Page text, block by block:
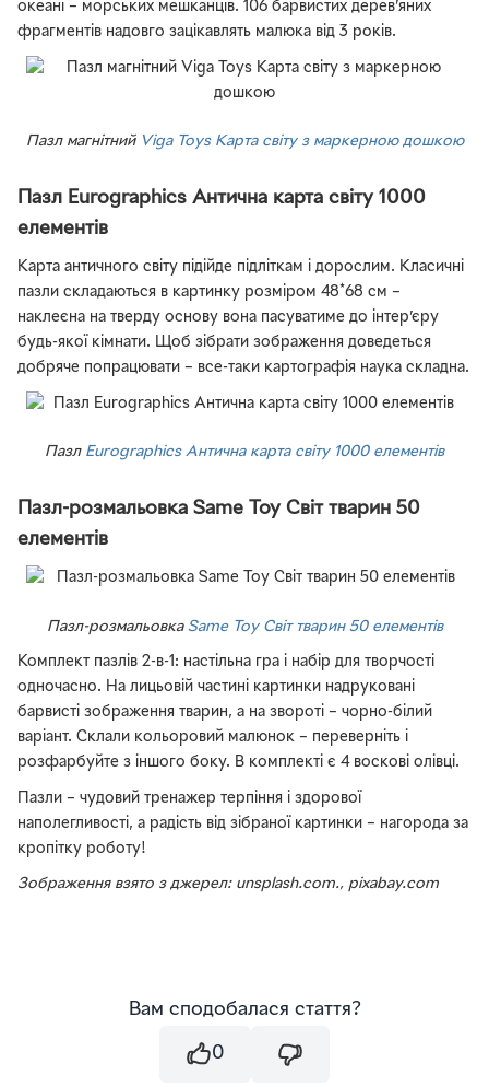
океані – морських мешканців. 106 барвистих дерев’яних
фрагментів надовго зацікавлять малюка від 3 років.
Пазл магнітний Viga Toys Карта світу з маркерною дошкою
Пазл Eurographics Антична карта світу 1000
елементів
Карта античного світу підійде підліткам і дорослим. Класичні
пазли складаються в картинку розміром 48*68 см –
наклеєна на тверду основу вона пасуватиме до інтер’єру
будь-якої кімнати. Щоб зібрати зображення доведеться
добряче попрацювати – все-таки картографія наука складна.
Пазл Eurographics Антична карта світу 1000 елементів
Пазл-розмальовка Same Toy Світ тварин 50
елементів
Пазл-розмальовка Same Toy Світ тварин 50 елементів
Комплект пазлів 2-в-1: настільна гра і набір для творчості
одночасно. На лицьовій частині картинки надруковані
барвисті зображення тварин, а на звороті – чорно-білий
варіант. Склали кольоровий малюнок – переверніть і
розфарбуйте з іншого боку. В комплекті є 4 воскові олівці.
Пазли – чудовий тренажер терпіння і здорової
наполегливості, а радість від зібраної картинки – нагорода за
кропітку роботу!
Зображення взято з джерел: unsplash.com., pixabay.com
Вам сподобалася стаття?
0